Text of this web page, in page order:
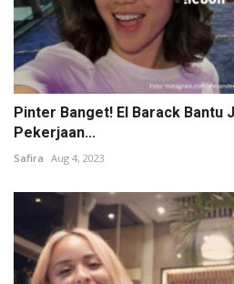
Pinter Banget! El Barack Bantu
Pekerjaan...
Safira Aug 4, 2023